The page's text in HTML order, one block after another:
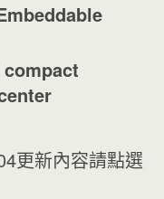
compact
更新內容請點選